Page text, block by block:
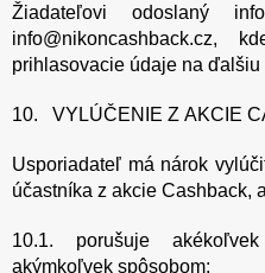
Žiadateľovi odoslaný
prihlasovacie údaje na ďalšiu
10. VYLÚČENIE Z AKCIE
Usporiadateľ má nárok
účastníka z akcie Cashback,
10.1. porušuje
akýmkoľvek spôsobom;